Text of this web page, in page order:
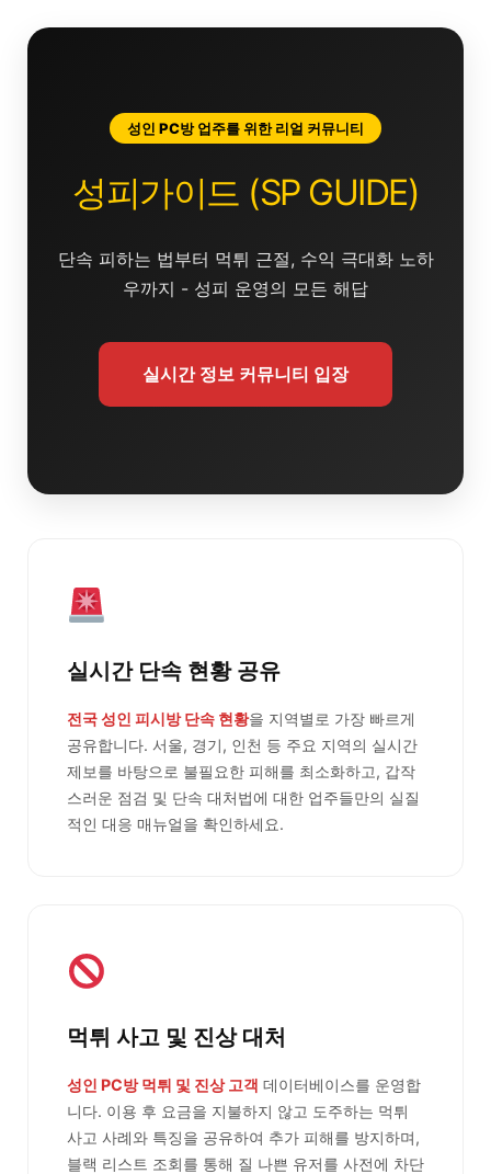
성인 PC방 업주를 위한 리얼 커뮤니티
성피가이드 (SP GUIDE)
단속 피하는 법부터 먹튀 근절, 수익 극대화 노하
우까지 - 성피 운영의 모든 해답
실시간 정보 커뮤니티 입장
실시간 단속 현황 공유
전국 성인 피시방 단속 현황을 지역별로 가장 빠르게
공유합니다. 서울, 경기, 인천 등 주요 지역의 실시간
제보를 바탕으로 불필요한 피해를 최소화하고, 갑작
스러운 점검 및 단속 대처법에 대한 업주들만의 실질
적인 대응 매뉴얼을 확인하세요.
먹튀 사고 및 진상 대처
성인 PC방 먹튀 및 진상 고객 데이터베이스를 운영합
니다. 이용 후 요금을 지불하지 않고 도주하는 먹튀
사고 사례와 특징을 공유하여 추가 피해를 방지하며,
블랙 리스트 조회를 통해 질 나쁜 유저를 사전에 차단